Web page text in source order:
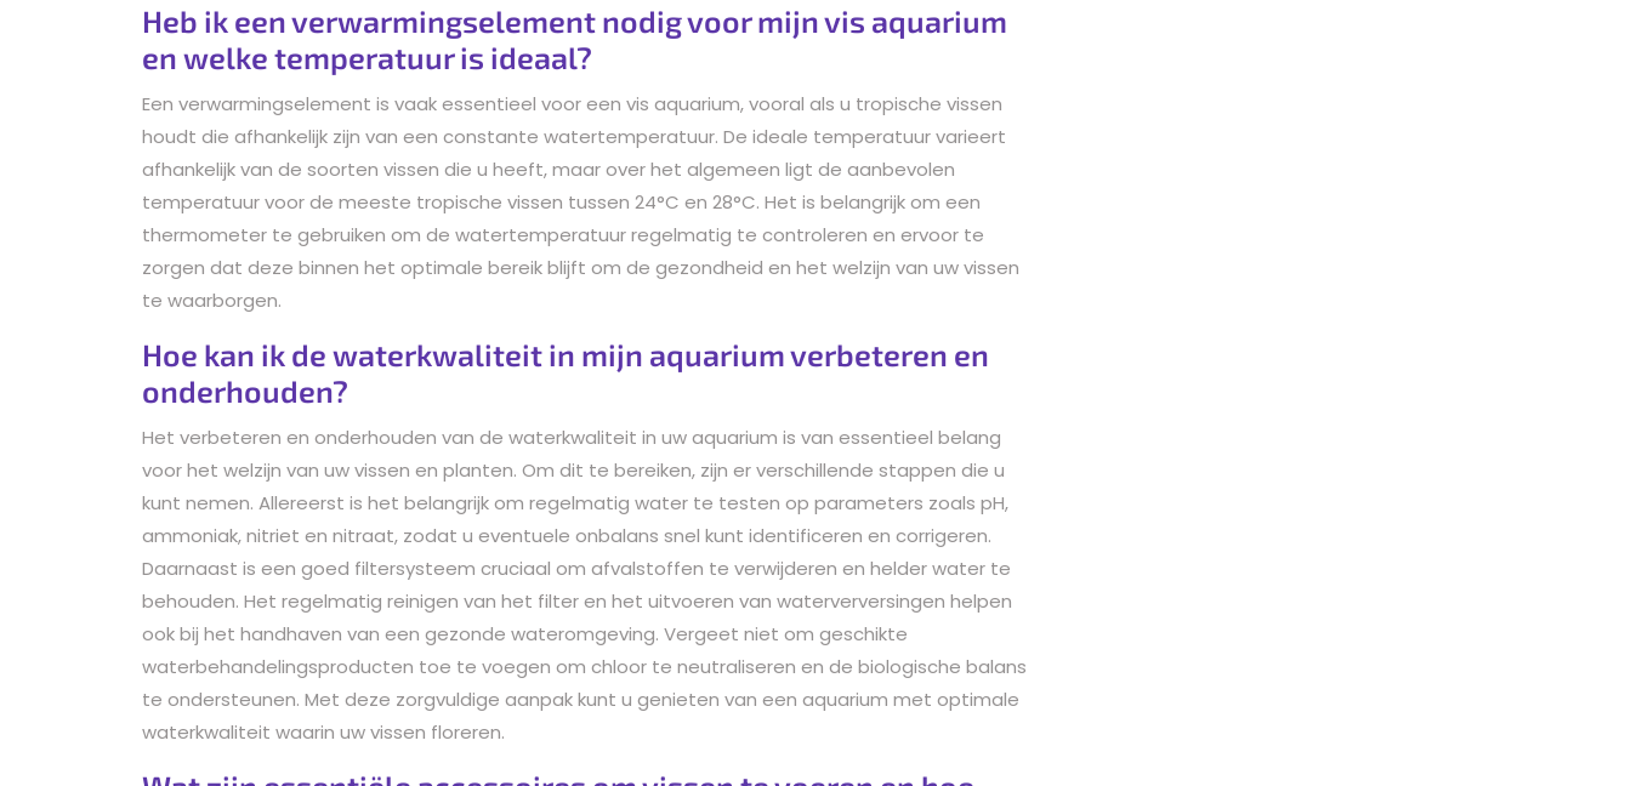
Heb ik een verwarmingselement nodig voor mijn vis aquarium
en welke temperatuur is ideaal?
Een verwarmingselement is vaak essentieel voor een vis aquarium, vooral als u tropische vissen
houdt die afhankelijk zijn van een constante watertemperatuur. De ideale temperatuur varieert
afhankelijk van de soorten vissen die u heeft, maar over het algemeen ligt de aanbevolen
temperatuur voor de meeste tropische vissen tussen 24°C en 28°C. Het is belangrijk om een
thermometer te gebruiken om de watertemperatuur regelmatig te controleren en ervoor te
zorgen dat deze binnen het optimale bereik blijft om de gezondheid en het welzijn van uw vissen
te waarborgen.
Hoe kan ik de waterkwaliteit in mijn aquarium verbeteren en
onderhouden?
Het verbeteren en onderhouden van de waterkwaliteit in uw aquarium is van essentieel belang
voor het welzijn van uw vissen en planten. Om dit te bereiken, zijn er verschillende stappen die u
kunt nemen. Allereerst is het belangrijk om regelmatig water te testen op parameters zoals pH,
ammoniak, nitriet en nitraat, zodat u eventuele onbalans snel kunt identificeren en corrigeren.
Daarnaast is een goed filtersysteem cruciaal om afvalstoffen te verwijderen en helder water te
behouden. Het regelmatig reinigen van het filter en het uitvoeren van waterverversingen helpen
ook bij het handhaven van een gezonde wateromgeving. Vergeet niet om geschikte
waterbehandelingsproducten toe te voegen om chloor te neutraliseren en de biologische balans
te ondersteunen. Met deze zorgvuldige aanpak kunt u genieten van een aquarium met optimale
waterkwaliteit waarin uw vissen floreren.